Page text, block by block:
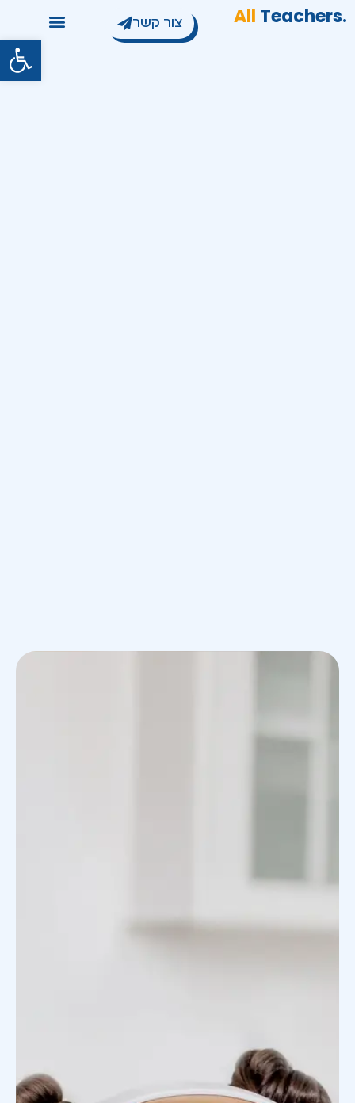
פתח
.
All Teachers צור קשר